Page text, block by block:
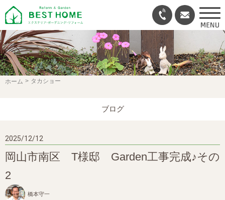
ホーム タカショー
ブログ
2025/12/12
岡山市南区 T様邸 Garden工事完成♪その
2
橋本守一